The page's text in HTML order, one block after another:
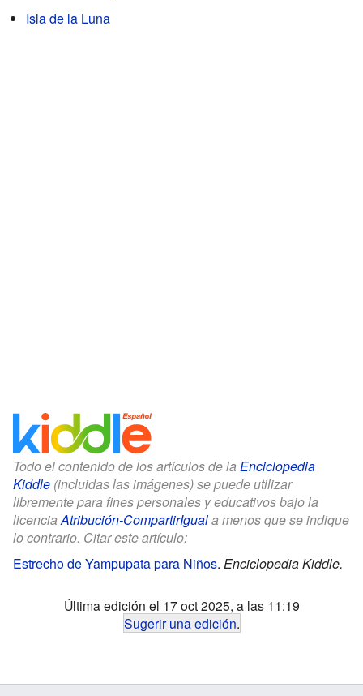
Isla de la Luna
Todo el contenido de los artículos de la Enciclopedia
Kiddle (incluidas las imágenes) se puede utilizar
libremente para fines personales y educativos bajo la
licenciaAtribución-CompartirIguala menos que se indique
lo contrario. Citar este artículo:
Estrecho de Yampupata para Niños. Enciclopedia Kiddle.
Última edición el 17 oct 2025, a las 11:19
Sugerir una edición.